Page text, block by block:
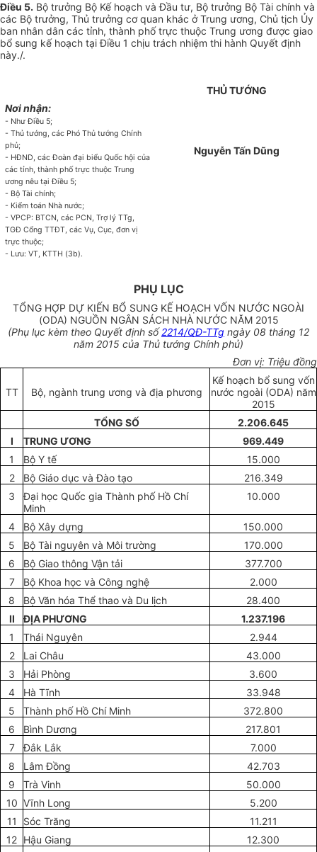
Điều 5. Bộ trưởng Bộ Kế hoạch và Đầu tư, Bộ trưởng Bộ Tài chính và
các Bộ trưởng, Thủ trưởng cơ quan khác ở Trung ương, Chủ tịch Ủy
ban nhân dân các tỉnh, thành phố trực thuộc Trung ương được giao
bổ sung kế hoạch tại Điều 1 chịu trách nhiệm thi hành Quyết định
này./.
Nơi nhận:
- Như Điều 5;
- Thủ tướng, các Phó Thủ tướng Chính
phủ;
- HĐND, các Đoàn đại biểu Quốc hội của
các tỉnh,thành phố trực thuộc Trung
ương nêu tại Điều 5;
- Bộ Tài chính;
- Kiểm toán Nhà nước;
- VPCP: BTCN, các PCN, Trợ lý TTg,
TGĐ Cổng TTĐT, các Vụ, Cục,đơn vị
trực thuộc;
- Lưu: VT, KTTH (3b).
THỦ TƯỚNG
Nguyễn Tấn Dũng
PHỤ LỤC
TỔNG HỢP DỰ KIẾN BỔ SUNG KẾ HOẠCH VỐN NƯỚC NGOÀI
(ODA) NGUỒN NGÂN SÁCH NHÀ NƯỚC NĂM 2015
(Phụ lục kèm theo Quyết định số2214/QĐ-TTg ngày 08 tháng 12
năm 2015 của Thủ tướng Chính phủ)
Đơn vị: Triệu đồng
TT Bộ, ngành trung ương và địa phương
Kế hoạch bổ sung vốn
nước ngoài (ODA) năm
2015
TỔNG SỐ
2.206.645
I
TRUNG ƯƠNG
969.449
1
Bộ Y tế
15.000
2
Bộ Giáo dục và Đào tạo
216.349
3
Đại học Quốc gia Thành phố Hồ Chí
Minh
10.000
4 Bộ Xây dựng
150.000
5
Bộ Tài nguyên và Môi trường
170.000
6
Bộ Giao thông Vận tải
377.700
7
Bộ Khoa học và Công nghệ
2.000
8
Bộ Văn hóa Thể thao và Du lịch
28.400
II
ĐỊA PHƯƠNG
1.237.196
1
Thái Nguyên
2.944
2
Lai Châu
43.000
3
Hải Phòng
3.600
4
Hà Tĩnh
33.948
5
Thành phố Hồ Chí Minh
372.800
6
Bình Dương
217.801
7
Đắk Lắk
7.000
8
Lâm Đồng
42.703
9
Trà Vinh
50.000
10 Vĩnh Long
5.200
11
Sóc Trăng
11.211
12 Hậu Giang 12.300